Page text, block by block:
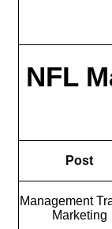
NFL
Post
Management
Marketing